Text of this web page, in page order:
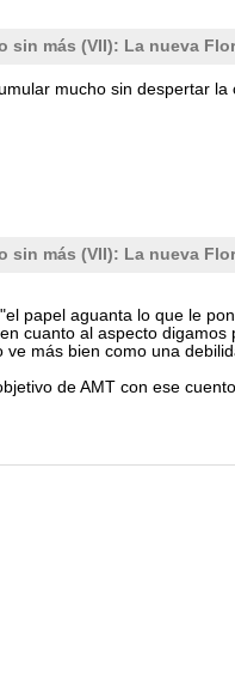
sin más (VII): La nueva
mucho sin despertar
sin más (VII): La nueva
papel aguanta lo que le
cuanto al aspecto
más bien como una
de AMT con ese